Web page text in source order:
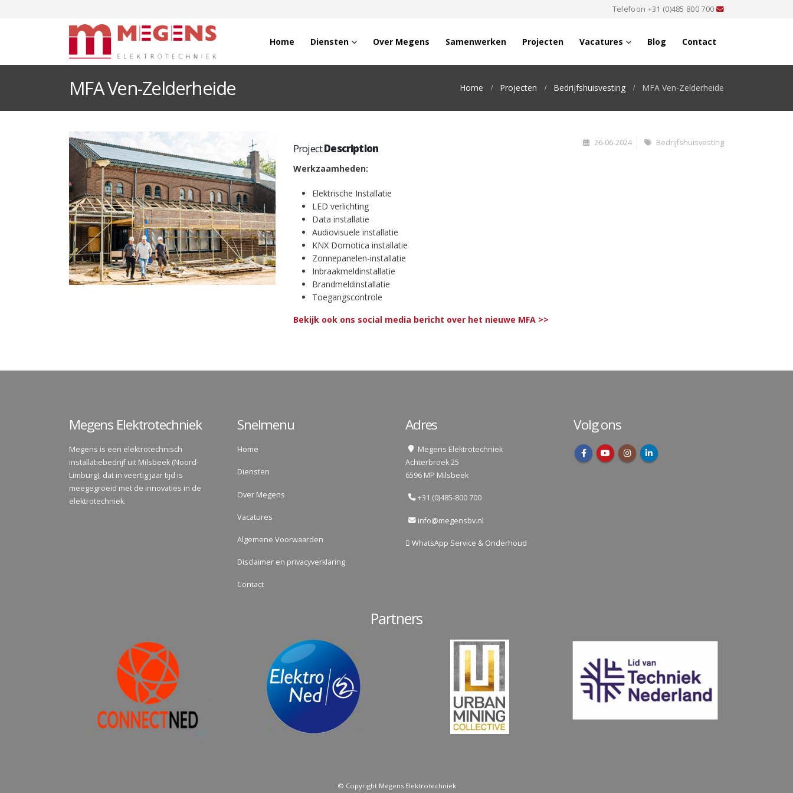
Telefoon +31 (0)485 800 700
Home Diensten Over Megens Samenwerken Projecten Vacatures Blog Contact
MFA Ven-Zelderheide Home Projecten Bedrijfshuisvesting MFA Ven-Zelderheide
ProjectDescription 26-06-2024 Bedrijfshuisvesting
Werkzaamheden:
Elektrische Installatie
LED verlichting
Data installatie
Audiovisuele installatie
KNX Domotica installatie
Zonnepanelen-installatie
Inbraakmeldinstallatie
Brandmeldinstallatie
Toegangscontrole
Bekijk ook ons social media bericht over het nieuwe MFA >>
Megens Elektrotechniek
Megens is een elektrotechnisch
installatiebedrijf uit Milsbeek (Noord-
Limburg), dat in veertig jaar tijd is
meegegroeid met de innovaties in de
elektrotechniek.
Snelmenu
Home
Diensten
Over Megens
Vacatures
Algemene Voorwaarden
Disclaimer en privacyverklaring
Contact
Adres
Megens Elektrotechniek
Achterbroek 25
6596 MP Milsbeek
+31 (0)485-800 700
info@megensbv.nl
WhatsApp Service & Onderhoud
Volg ons
Partners
© Copyright Megens Elektrotechniek